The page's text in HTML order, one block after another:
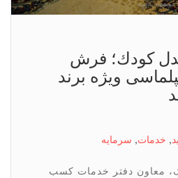
فرش
ویژه برند
, سرمایه
دفتر خدمات کسب